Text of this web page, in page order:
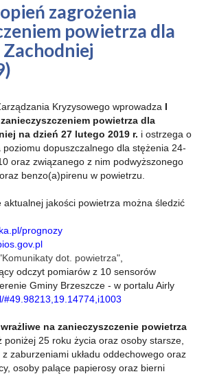
zagrożenia
powietrza dla
Kryzysowego wprowadza I
powietrza dla
na dzień 27 lutego 2019 r. i ostrzega o
dopuszczalnego dla stężenia 24-
oraz związanego z nim podwyższonego
benzo(a)pirenu w powietrzu.
aktualnej jakości powietrza można śledzić
prognozy
dot. powietrza"
odczyt pomiarów z 10 sensorów
Gminy Brzeszcze - w portalu Airly
#49.98213,19.14774,i1003
na zanieczyszczenie powietrza
poniżej 25 roku życia oraz osoby starsze,
zaburzeniami układu oddechowego oraz
osoby palące papierosy oraz bierni